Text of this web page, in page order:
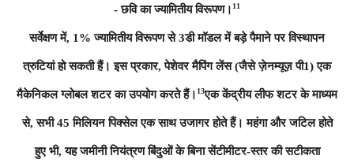
- छवि का ज्यामितीय विरूपण। 11
सर्वेक्षण में, 1% ज्यामितीय विरूपण से 3डी मॉडल में बड़े पैमाने पर विस्थापन
त्रुटियां हो सकती हैं। इस प्रकार, पेशेवर मैपिंग लेंस (जैसे ज़ेनम्यूज़ पी1) एक
मैकेनिकल ग्लोबल शटर का उपयोग करते हैं। 13एक केंद्रीय लीफ शटर के माध्यम
से, सभी 45 मिलियन पिक्सेल एक साथ उजागर होते हैं। महंगा और जटिल होते
हुए भी, यह जमीनी नियंत्रण बिंदुओं के बिना सेंटीमीटर-स्तर की सटीकता